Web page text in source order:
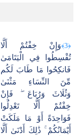
﴿3﴾
وَإِنْ خِفْتُمْ أَلَّا
تُقْسِطُوا فِي الْيَتَامَىٰ
فَانكِحُوا مَا طَابَ لَكُم
مِّنَ النِّسَاءِ مَثْنَىٰ
وَثُلَاثَ وَرُبَاعَ ۖ فَإِنْ
خِفْتُمْ أَلَّا تَعْدِلُوا
فَوَاحِدَةً أَوْ مَا مَلَكَتْ
أَيْمَانُكُمْ ۚ ذَٰلِكَ أَدْنَىٰ أَلَّا